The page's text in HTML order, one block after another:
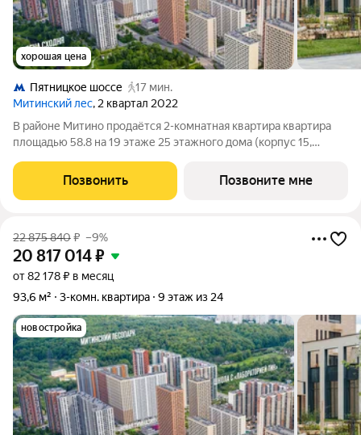
хорошая цена
Пятницкое шоссе
17 мин.
Митинский лес, 2 квартал 2022
В районе Митино продаётся 2-комнатная квартира квартира
площадью 58.8 на 19 этаже 25 этажного дома (корпус 15,
расположение 20 минут пешком до станции метро
«Пятницкое шоссе». 8 минут на автомобиле до
Позвонить Позвоните мне
22 875 840₽ –9%
20 817 014₽
от 82 178 ₽ в месяц
93,6 м²
3-комн. квартира 9 этаж из 24
новостройка